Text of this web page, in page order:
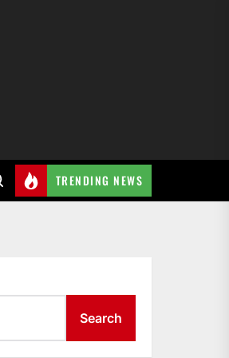
TRENDING NEWS
Search